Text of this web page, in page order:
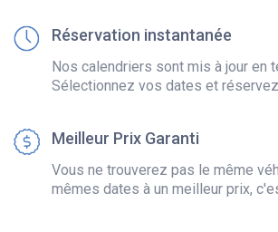
Réservation instantanée
Nos calendriers sont mis à jour en
Sélectionnez vos dates et
Meilleur Prix Garanti
Vous ne trouverez pas le même
mêmes dates à un meilleur prix,